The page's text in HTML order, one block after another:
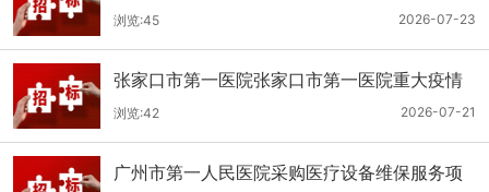
购（三次）公开招标公告
2026-07-23
浏览:45
张家口市第一医院张家口市第一医院重大疫情
救治基地手术室及重症监护室医疗设备采购项
目更正公告
2026-07-21
浏览:42
广州市第一人民医院采购医疗设备维保服务项